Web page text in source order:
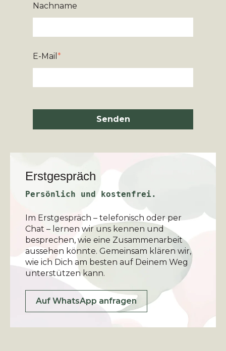
Nachname
E-Mail *
Senden
Erstgespräch
Persönlich und kostenfrei.
Im Erstgespräch – telefonisch oder per
Chat – lernen wir uns kennen und
besprechen, wie eine Zusammenarbeit
aussehen könnte. Gemeinsam klären wir,
wie ich Dich am besten auf Deinem Weg
unterstützen kann.
Auf WhatsApp anfragen